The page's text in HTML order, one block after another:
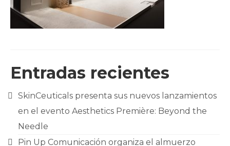
Entradas recientes
SkinCeuticals presenta sus nuevos lanzamientos
en el evento Aesthetics Première: Beyond the
Needle
Pin Up Comunicación organiza el almuerzo